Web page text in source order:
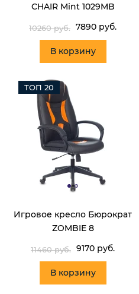
CHAIR Mint 1029MB
10260 руб. 7890 руб.
В корзину
ТОП 20
Игровое кресло Бюрократ
ZOMBIE 8
11460 руб. 9170 руб.
В корзину